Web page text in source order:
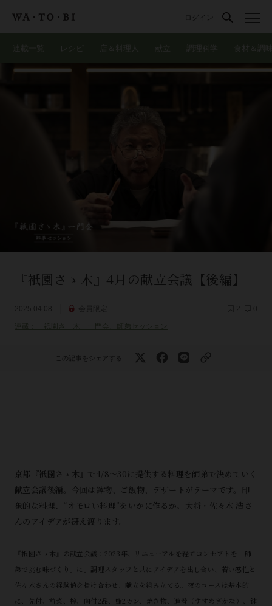
ログイン
『衹園さゝ木』4月の献立会議【後編】
連載：「祇園さゝ木」一門会、師弟セッション
この記事をシェアする
京都『衹園さゝ木』で4/8～30に提供する料理を師弟で決めていく
献立会議後編。今回は鉢物、ご飯物、デザートがテーマです。印
象的な料理、“オモロい料理”をいかに作るか。大将・佐々木 浩さ
んのアイデアが冴え渡ります。
『衹園さゝ木』の献立会議：2023年、リニューアルを経てコンセプトを「師
弟で挑む味づくり」に。調理スタッフと共にアイデアを出し合い、若い感性と
佐々木さんの経験値を掛け合わせ、献立を組み立てる。夜のコースは基本的
に、先付、前菜、椀、向付2品、鮨2カン、焼き物、進肴（すすめざかな）、鉢